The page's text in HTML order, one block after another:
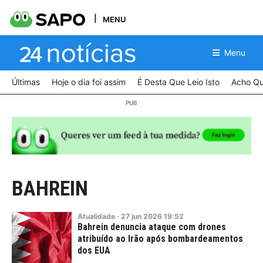
MENU
Menu
Últimas Hoje o dia foi assim É Desta Que Leio Isto Acho
BAHREIN
Atualidade · 27 jun 2026 19:52
Bahrein denuncia ataque com drones
atribuído ao Irão após bombardeamentos
dos EUA